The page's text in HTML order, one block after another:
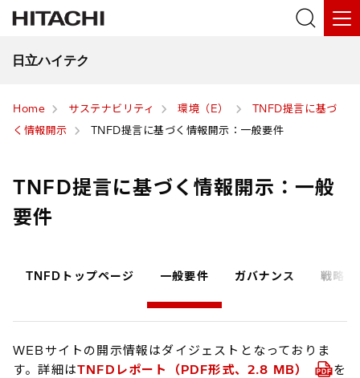
日立ハイテク
Home サステナビリティ 環境（E）
TNFD提言に基づ
く情報開示
TNFD提言に基づく情報開示：一般要件
TNFD提言に基づく情報開示：一般
要件
TNFDトップページ 一般要件 ガバナンス 戦略
WEBサイトの開示情報はダイジェストとなっておりま
す。詳細はTNFDレポート（PDF形式、2.8 MB）
を